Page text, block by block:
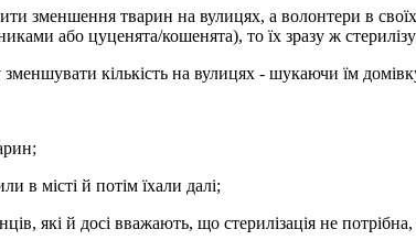
зменшення тварин на вулицях, а волонтери в
або цуценята/кошенята), то їх зразу ж
кількість на вулицях - шукаючи їм
в місті й потім їхали далі;
які й досі вважають, що стерилізація не